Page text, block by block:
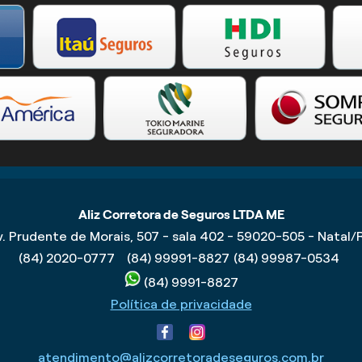
Aliz Corretora de Seguros LTDA ME
Prudente de Morais, 507 - sala 402 - 59020-505 - Natal/
(84) 2020-0777
(84) 99991-8827 (84) 99987-0534
(84) 9991-8827
Política de privacidade
atendimento@alizcorretoradeseguros.com.br